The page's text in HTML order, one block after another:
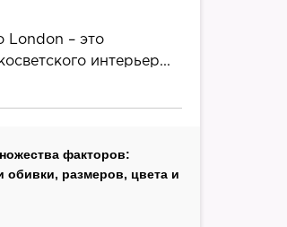
London – это
интерьер...
факторов:
обивки, размеров, цвета и